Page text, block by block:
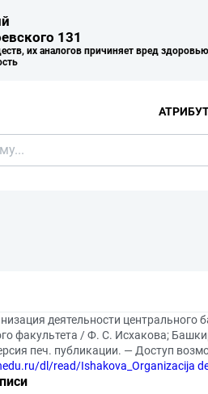
131
их аналогов причиняет вред
деятельности центрального
факультета / Ф. С. Исхакова;
печ. публикации. — Доступ
dl/read/Ishakova_Organizacija